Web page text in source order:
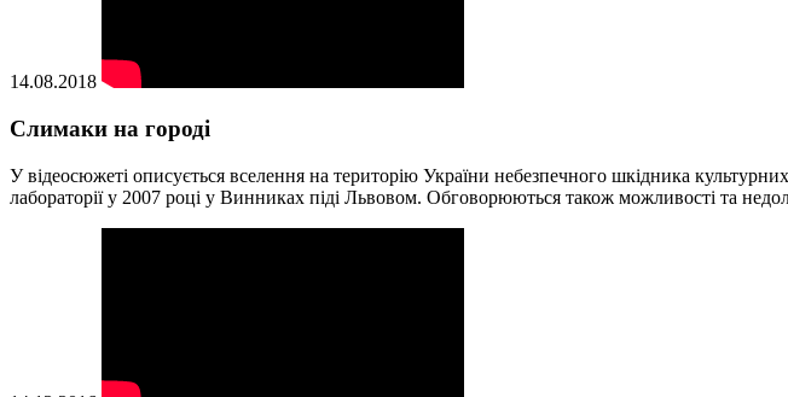
14.08.2018
Слимаки на городі
У відеосюжеті описується вселення на територію України небезпечного шкідника
лабораторії у 2007 році у Винниках піді Львовом. Обговорюються також можливості та